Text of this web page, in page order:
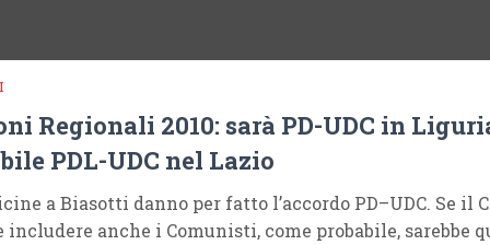
Regionali 2010: sarà PD-UDC in
PDL-UDC nel Lazio
a Biasotti danno per fatto l’accordo PD–UDC. Se il
includere anche i Comunisti, come probabile, sarebbe